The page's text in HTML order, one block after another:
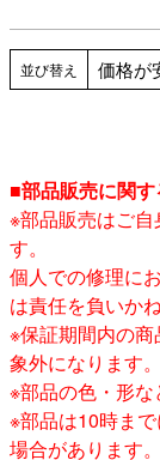
並び替え 価格が
■部品販売に関
※部品販売はご
す。
個人での修理に
は責任を負いかね
※保証期間内の
象外になります。
※部品の色・形な
※部品は10時ま
場合があります。